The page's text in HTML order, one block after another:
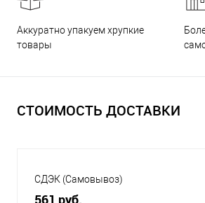
Аккуратно упакуем хрупкие
товары
СТОИМОСТЬ ДОСТАВКИ
СДЭК (Самовывоз)